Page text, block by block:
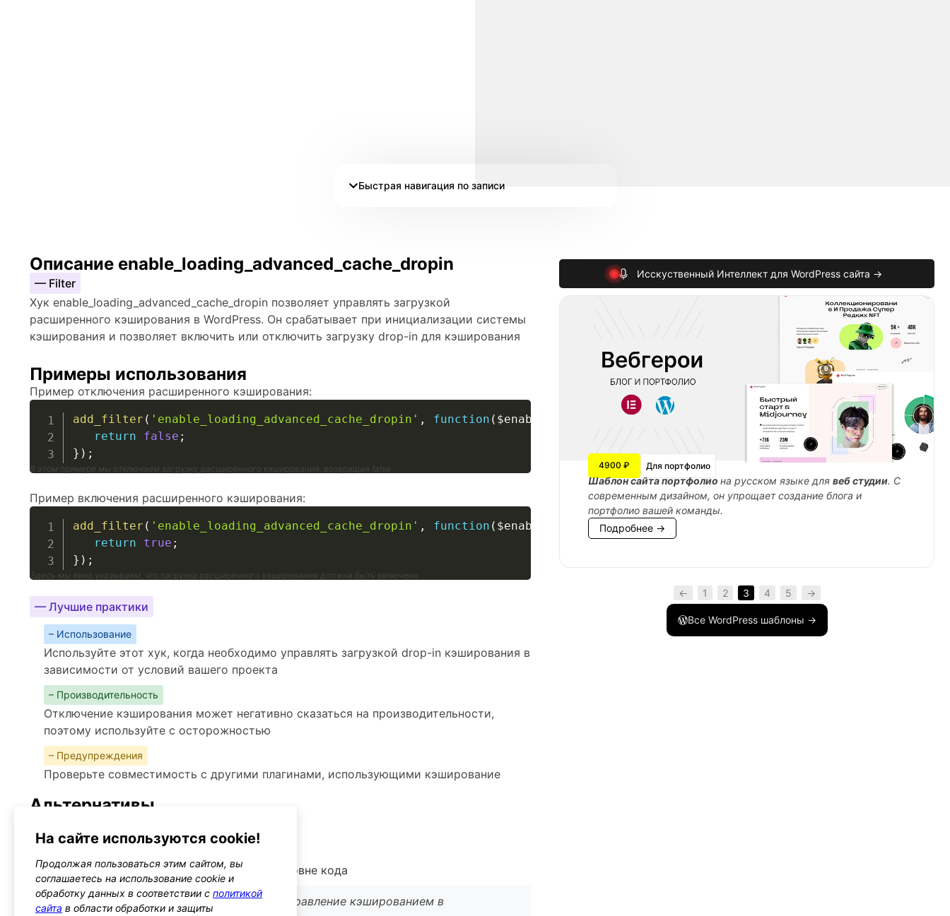
Быстрая навигация по записи
Описание enable_loading_advanced_cache_dropin
— Filter
Хук enable_loading_advanced_cache_dropin позволяет управлять загрузкой
расширенного кэширования в WordPress. Он срабатывает при инициализации системы
кэширования и позволяет включить или отключить загрузку drop-in для кэширования
Примеры использования
Пример отключения расширенного кэширования:
add_filter ( 'enable_loading_advanced_cache_dropin' , function ( $enable
return
false ;
} ) ;
В этом примере мы отключаем загрузку расширенного кэширования, возвращая false
Пример включения расширенного кэширования:
add_filter ( 'enable_loading_advanced_cache_dropin' , function ( $enable
return
true ;
} ) ;
Здесь мы явно указываем, что загрузка расширенного кэширования должна быть включена
— Лучшие практики
– Использование
Используйте этот хук, когда необходимо управлять загрузкой drop-in кэширования в
зависимости от условий вашего проекта
– Производительность
Отключение кэширования может негативно сказаться на производительности,
поэтому используйте с осторожностью
– Предупреждения
Проверьте совместимость с другими плагинами, использующими кэширование
Альтернативы
Тип: function
Функция для управления кэшированием на уровне кода
Используйте ее, если нужно более тонкое управление кэшированием в
Исскуственный Интеллект для WordPress сайта →
4900 ₽ Для портфолио
Шаблон сайта портфолиона русском языке длявеб студии. С
современным дизайном, он упрощает создание блога и
портфолио вашей команды.
Подробнее →
← 1 2 3 4 5 →
Все WordPress шаблоны →
На сайте используются cookie!
Продолжая пользоваться этим сайтом, вы
соглашаетесь на использование cookie и
обработку данных в соответствии с политикой
сайта в области обработки и защиты